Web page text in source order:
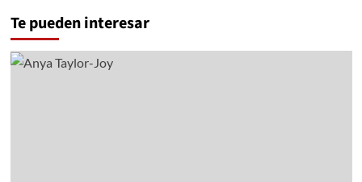
Te pueden interesar